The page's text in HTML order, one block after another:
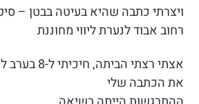
ויצרתי כתבה שהיא בעיטה בבטן –
רחוב אבוד לנערת ליווי מחוננת
אצתי רצתי
את הכתבה שלי